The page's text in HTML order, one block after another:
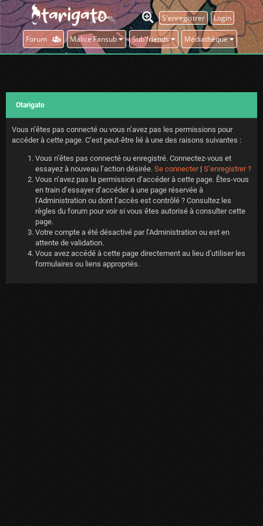
S'enregistrer Login
Forum Malice Fansub Sub'friends Médiathèque
Otarigato
Vous n’êtes pas connecté ou vous n’avez pas les permissions pour
accéder à cette page. C’est peut-être lié à une des raisons suivantes :
Vous n’êtes pas connecté ou enregistré. Connectez-vous et
essayez à nouveau l’action désirée. Se connecter| S’enregistrer ?
Vous n’avez pas la permission d’accéder à cette page. Êtes-vous
en train d’essayer d’accéder à une page réservée à
l’Administration ou dont l’accès est contrôlé ? Consultez les
règles du forum pour voir si vous êtes autorisé à consulter cette
page.
Votre compte a été désactivé par l’Administration ou est en
attente de validation.
Vous avez accédé à cette page directement au lieu d’utiliser les
formulaires ou liens appropriés.